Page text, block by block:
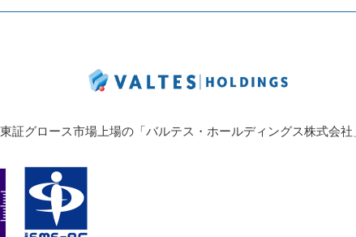
証グロース市場上場の「バルテス・ホールディングス株式会社